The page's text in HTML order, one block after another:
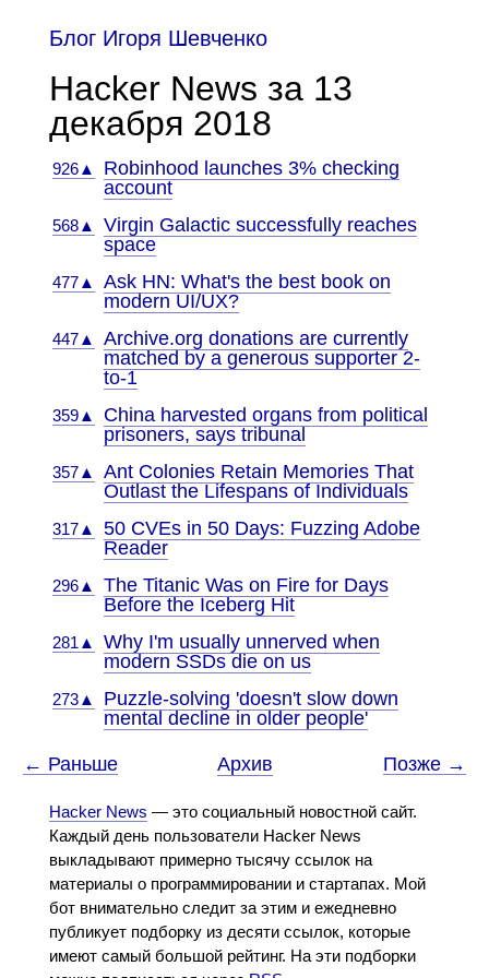
Блог Игоря Шевченко
Hacker News за 13
декабря 2018
926▲
Robinhood launches 3% checking
account
568▲
Virgin Galactic successfully reaches
space
477▲
Ask HN: What's the best book on
modern UI/UX?
447▲
Archive.org donations are currently
matched by a generous supporter 2-
to-1
359▲
China harvested organs from political
prisoners, says tribunal
357▲
Ant Colonies Retain Memories That
Outlast the Lifespans of Individuals
317▲
50 CVEs in 50 Days: Fuzzing Adobe
Reader
296▲
The Titanic Was on Fire for Days
Before the Iceberg Hit
281▲
Why I'm usually unnerved when
modern SSDs die on us
273▲
Puzzle-solving 'doesn't slow down
mental decline in older people'
← Раньше Архив Позже →
Hacker News — это социальный новостной сайт.
Каждый день пользователи Hacker News
выкладывают примерно тысячу ссылок на
материалы о программировании и стартапах. Мой
бот внимательно следит за этим и ежедневно
публикует подборку из десяти ссылок, которые
имеют самый большой рейтинг. На эти подборки